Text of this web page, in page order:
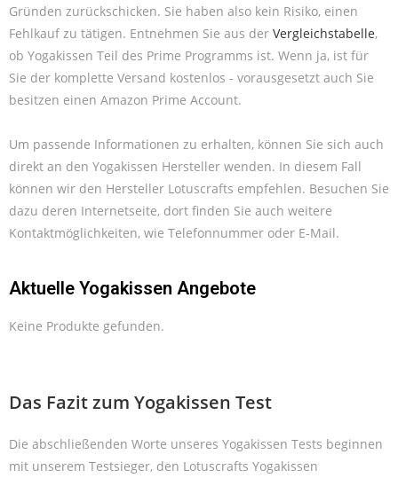
Gründen zurückschicken. Sie haben also kein Risiko, einen
Fehlkauf zu tätigen. Entnehmen Sie aus der Vergleichstabelle,
ob Yogakissen Teil des Prime Programms ist. Wenn ja, ist für
Sie der komplette Versand kostenlos - vorausgesetzt auch Sie
besitzen einen Amazon Prime Account.
Um passende Informationen zu erhalten, können Sie sich auch
direkt an den Yogakissen Hersteller wenden. In diesem Fall
können wir den Hersteller Lotuscrafts empfehlen. Besuchen Sie
dazu deren Internetseite, dort finden Sie auch weitere
Kontaktmöglichkeiten, wie Telefonnummer oder E-Mail.
Aktuelle Yogakissen Angebote
Keine Produkte gefunden.
Das Fazit zum Yogakissen Test
Die abschließenden Worte unseres Yogakissen Tests beginnen
mit unserem Testsieger, den Lotuscrafts Yogakissen